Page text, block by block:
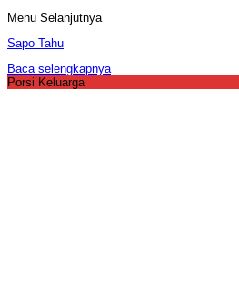
Menu Selanjutnya
Sapo Tahu
Baca selengkapnya
Porsi Keluarga